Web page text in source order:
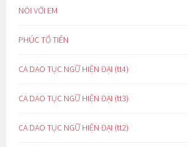
NÓI VỚI EM
PHÚC TỔ TIÊN
CA DAO TỤC NGỮ HIỆN ĐẠI (tt4)
CA DAO TỤC NGỮ HIỆN ĐẠI (tt3)
CA DAO TỤC NGỮ HIỆN ĐẠI (tt2)